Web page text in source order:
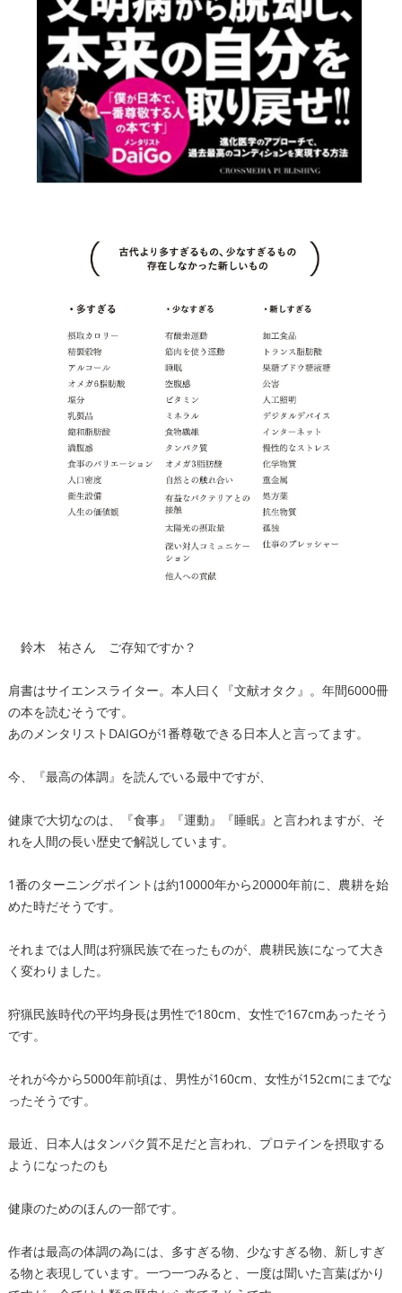
鈴木 祐さん ご存知ですか？
肩書はサイエンスライター。本人曰く『文献オタク』。年間6000冊
の本を読むそうです。
あのメンタリストDAIGOが1番尊敬できる日本人と言ってます。
今、『最高の体調』を読んでいる最中ですが、
健康で大切なのは、『食事』『運動』『睡眠』と言われますが、そ
れを人間の長い歴史で解説しています。
1番のターニングポイントは約10000年から20000年前に、農耕を始
めた時だそうです。
それまでは人間は狩猟民族で在ったものが、農耕民族になって大き
く変わりました。
狩猟民族時代の平均身長は男性で180cm、女性で167cmあったそう
です。
それが今から5000年前頃は、男性が160cm、女性が152cmにまでな
ったそうです。
最近、日本人はタンパク質不足だと言われ、プロテインを摂取する
ようになったのも
健康のためのほんの一部です。
作者は最高の体調の為には、多すぎる物、少なすぎる物、新しすぎ
る物と表現しています。一つ一つみると、一度は聞いた言葉ばかり